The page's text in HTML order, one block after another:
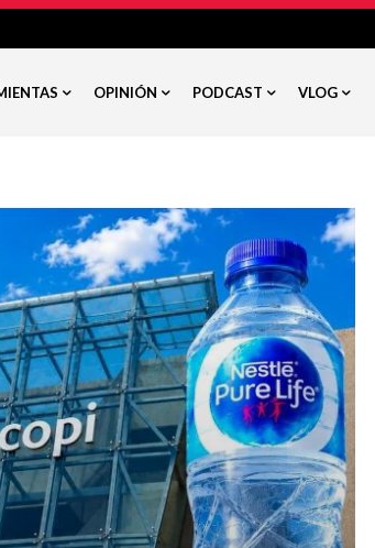
OPINIÓN PODCAST VLOG